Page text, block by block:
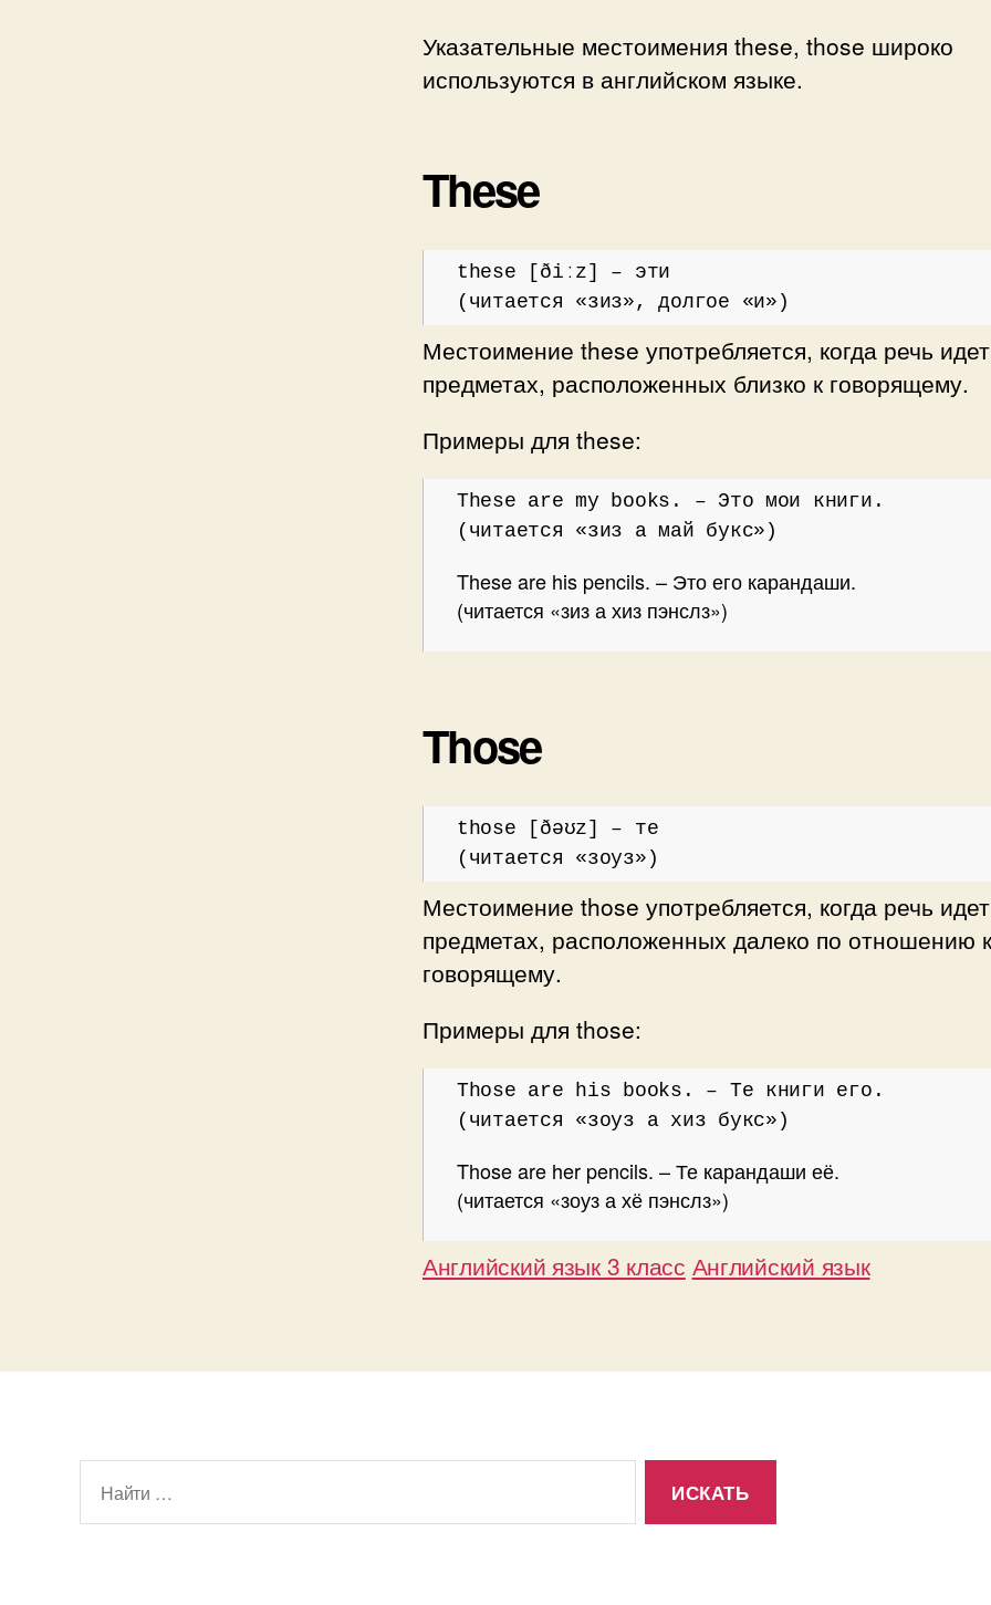
Указательные местоимения these, those широко
используются в английском языке.
These
these [ðiːz] – эти
(читается «зиз», долгое «и»)
Местоимение these употребляется, когда речь
предметах, расположенных близко к говорящему.
Примеры для these:
These are my books. – Это мои книги.
(читается «зиз а май букс»)
These are his pencils. – Это его карандаши.
(читается «зиз а хиз пэнслз»)
Those
those [ðəʊz] – те
(читается «зоуз»)
Местоимение those употребляется, когда речь
предметах, расположенных далеко по отношению к
говорящему.
Примеры для those:
Those are his books. – Те книги его.
(читается «зоуз а хиз букс»)
Those are her pencils. – Те карандаши её.
(читается «зоуз а хё пэнслз»)
Английский язык 3 класс Английский язык